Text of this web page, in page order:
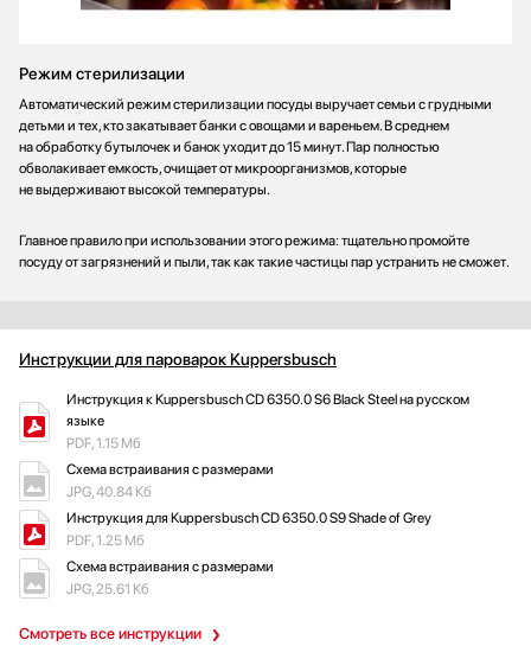
Режим стерилизации
Автоматический режим стерилизации посуды выручает семьи с грудными
детьми и тех, кто закатывает банки с овощами и вареньем. В среднем
на обработку бутылочек и банок уходит до 15 минут. Пар полностью
обволакивает емкость, очищает от микроорганизмов, которые
не выдерживают высокой температуры.
Главное правило при использовании этого режима: тщательно промойте
посуду от загрязнений и пыли, так как такие частицы пар устранить не сможет.
Инструкции для пароварок Kuppersbusch
Смотреть все инструкции
Инструкция к Kuppersbusch CD 6350.0 S6 Black Steel на русском
языке
PDF, 1.15 Мб
Схема встраивания с размерами
JPG, 40.84 Кб
Инструкция для Kuppersbusch CD 6350.0 S9 Shade of Grey
PDF, 1.25 Мб
Схема встраивания с размерами
JPG, 25.61 Кб